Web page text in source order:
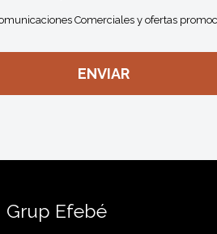
Comerciales y ofertas
Grup Efebé